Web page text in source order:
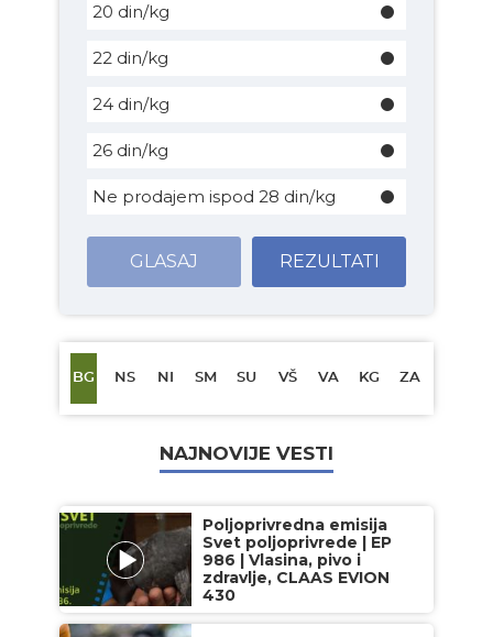
20 din/kg
22 din/kg
24 din/kg
26 din/kg
Ne prodajem ispod 28 din/kg
GLASAJ REZULTATI
BG NS NI SM SU VŠ VA KG ZA
NAJNOVIJE VESTI
Poljoprivredna emisija
Svet poljoprivrede | EP
986 | Vlasina, pivo i
zdravlje, CLAAS EVION
430